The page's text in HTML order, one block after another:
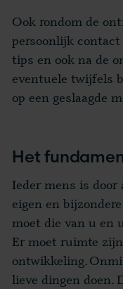
Ook rondom de
persoonlijk
tips en ook na de
eventuele twijfels
op een geslaagde
Het
Ieder mens is door
eigen en
moet die van u en
Er moet ruimte
ontwikkeling.
lieve dingen doen.